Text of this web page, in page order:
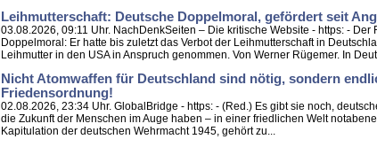
Leihmutterschaft: Deutsche Doppelmoral, gefördert seit
03.08.2026, 09:11 Uhr. NachDenkSeiten – Die kritische Website - https: -
Doppelmoral: Er hatte bis zuletzt das Verbot der Leihmutterschaft in
Leihmutter in den USA in Anspruch genommen. Von Werner Rügemer. In
Nicht Atomwaffen für Deutschland sind nötig, sondern
Friedensordnung!
02.08.2026, 23:34 Uhr. GlobalBridge - https: - (Red.) Es gibt sie noch,
die Zukunft der Menschen im Auge haben – in einer friedlichen Welt
Kapitulation der deutschen Wehrmacht 1945, gehört zu...